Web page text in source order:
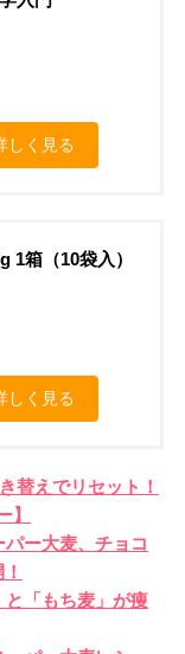
しく見る
1箱（10袋入）
しく見る
替えでリセット！
】
ー大麦、チョコ
「もち麦」が痩